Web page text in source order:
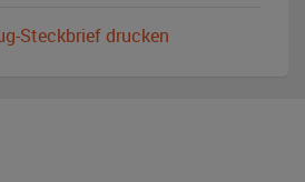
Steckbrief drucken